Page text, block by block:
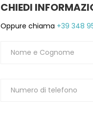
CHIEDI
Oppure chiama +39 348